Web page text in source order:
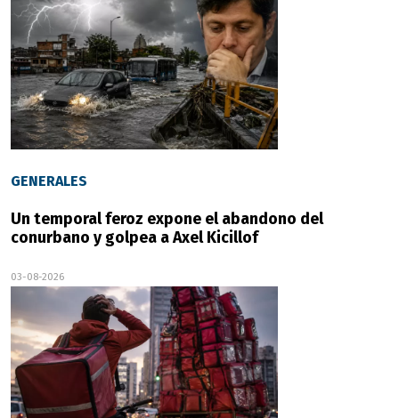
GENERALES
Un temporal feroz expone el abandono del
conurbano y golpea a Axel Kicillof
03-08-2026